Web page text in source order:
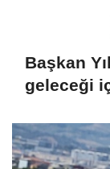
Başkan
geleceği